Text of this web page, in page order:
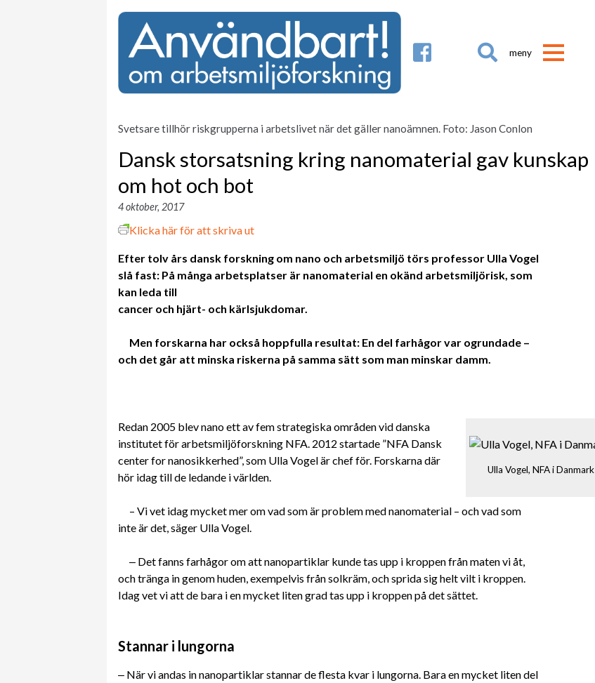

Svetsare tillhör riskgrupperna i arbetslivet när det gäller nanoämnen. Foto: Jason Conlon
Dansk storsatsning kring nanomaterial gav kunskap
om hot och bot
4 oktober, 2017
Klicka här för att skriva ut
Efter tolv års dansk forskning om nano och arbetsmiljö törs professor Ulla Vogel
slå fast: På många arbetsplatser är nanomaterial en okänd arbetsmiljörisk, som
kan leda till
cancer och hjärt- och kärlsjukdomar.
Men forskarna har också hoppfulla resultat: En del farhågor var ogrundade –
och det går att minska riskerna på samma sätt som man minskar damm.
Ulla Vogel, NFA i Danmark
Redan 2005 blev nano ett av fem strategiska områden vid danska
institutet för arbetsmiljöforskning NFA. 2012 startade ”NFA Dansk
center for nanosikkerhed”, som Ulla Vogel är chef för. Forskarna där
hör idag till de ledande i världen.
– Vi vet idag mycket mer om vad som är problem med nanomaterial – och vad som
inte är det, säger Ulla Vogel.
‒ Det fanns farhågor om att nanopartiklar kunde tas upp i kroppen från maten vi åt,
och tränga in genom huden, exempelvis från solkräm, och sprida sig helt vilt i kroppen.
Idag vet vi att de bara i en mycket liten grad tas upp i kroppen på det sättet.
Stannar i lungorna
‒ När vi andas in nanopartiklar stannar de flesta kvar i lungorna. Bara en mycket liten del